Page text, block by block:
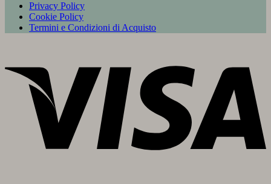
Privacy Policy
Cookie Policy
Termini e Condizioni di Acquisto